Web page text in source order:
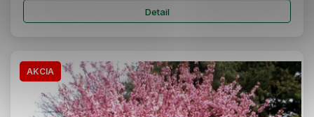
Detail
AKCIA